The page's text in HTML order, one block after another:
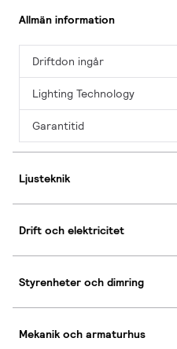
Allmän information
Driftdon ingår
Lighting Technology
Garantitid
Ljusteknik
Drift och elektricitet
Styrenheter och dimring
Mekanik och armaturhus